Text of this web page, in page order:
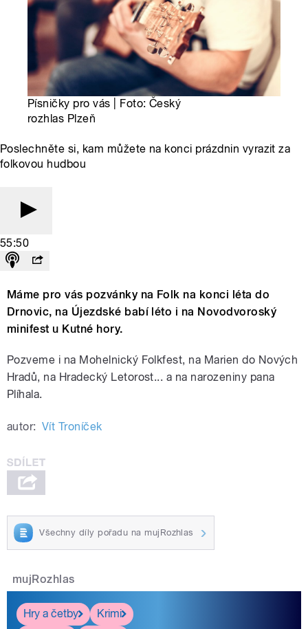
Písničky pro vás | Foto: Český
rozhlas Plzeň
Poslechněte si, kam můžete na konci prázdnin vyrazit za
folkovou hudbou
55:50
Máme pro vás pozvánky na Folk na konci léta do
Drnovic, na Újezdské babí léto i na Novodvoroský
minifest u Kutné hory.
Pozveme i na Mohelnický Folkfest, na Marien do Nových
Hradů, na Hradecký Letorost... a na narozeniny pana
Plíhala.
autor: Vít Troníček
Všechny díly pořadu na mujRozhlas
mujRozhlas
Hry a četby
Krimi